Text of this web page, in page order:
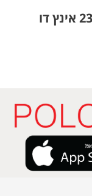
מטריה מתהפכת 23 אינץ דו